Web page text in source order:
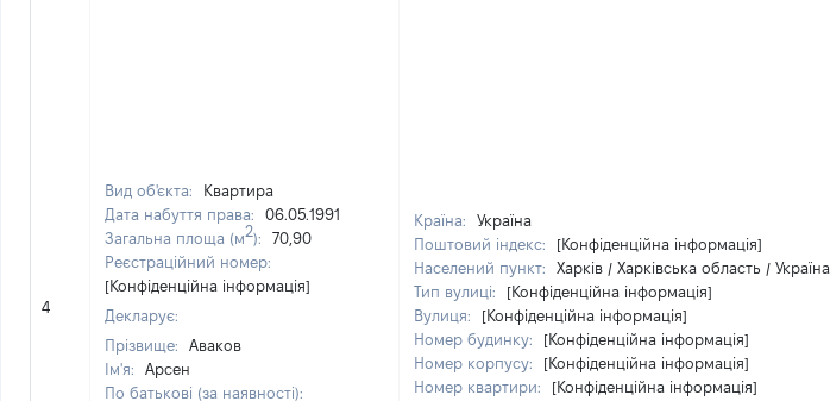
4
Вид об'єкта:
Квартира
Дата набуття права:
06.05.1991
Загальна площа (м2):
70,90
Реєстраційний номер:
[Конфіденційна інформація]
Декларує:
Прізвище:
Аваков
Ім'я:
Арсен
По батькові (за наявності):
Країна:
Україна
Поштовий індекс:
[Конфіденційна інформація]
Населений пункт:
Харків / Харківська область / Україна
Тип вулиці:
[Конфіденційна інформація]
Вулиця:
[Конфіденційна інформація]
Номер будинку:
[Конфіденційна інформація]
Номер корпусу:
[Конфіденційна інформація]
Номер квартири:
[Конфіденційна інформація]